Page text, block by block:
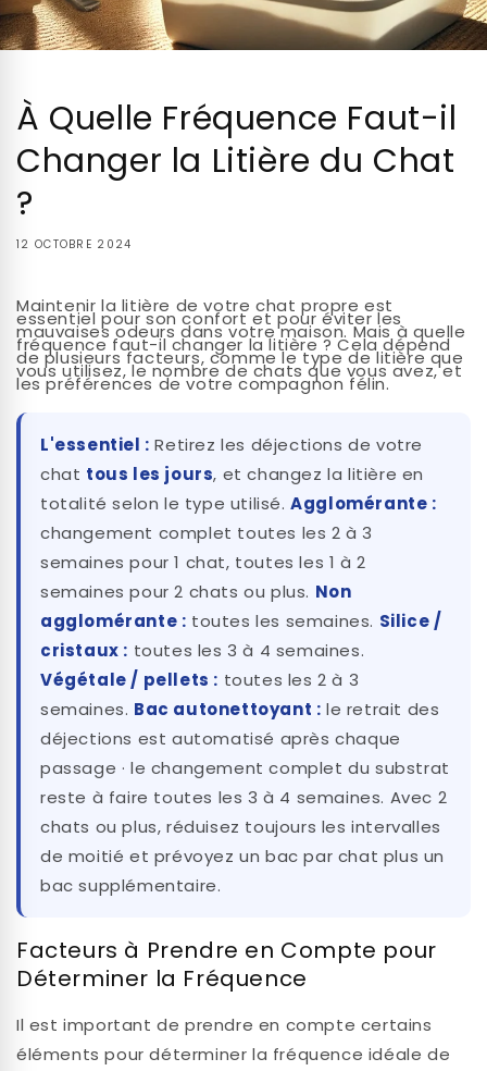
À Quelle Fréquence Faut-il
Changer la Litière du Chat
?
12 OCTOBRE 2024
Maintenir la litière de votre chat propre est
essentiel pour son confort et pour éviter les
mauvaises odeurs dans votre maison. Mais à quelle
fréquence faut-il changer la litière ? Cela dépend
de plusieurs facteurs, comme le type de litière que
vous utilisez, le nombre de chats que vous avez, et
les préférences de votre compagnon félin.
L'essentiel : Retirez les déjections de votre
chat tous les jours, et changez la litière en
totalité selon le type utilisé.Agglomérante :
changement complet toutes les 2 à 3
semaines pour 1 chat, toutes les 1 à 2
semaines pour 2 chats ou plus. Non
agglomérante : toutes les semaines. Silice /
cristaux : toutes les 3 à 4 semaines.
Végétale / pellets : toutes les 2 à 3
semaines. Bac autonettoyant : le retrait des
déjections est automatisé après chaque
passage · le changement complet du substrat
reste à faire toutes les 3 à 4 semaines. Avec 2
chats ou plus, réduisez toujours les intervalles
de moitié et prévoyez un bac par chat plus un
bac supplémentaire.
Facteurs à Prendre en Compte pour
Déterminer la Fréquence
Il est important de prendre en compte certains
éléments pour déterminer la fréquence idéale de